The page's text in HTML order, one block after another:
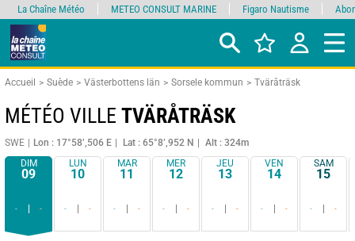
Accueil Suède Västerbottens län Sorsele kommun Tväråträsk
MÉTÉO VILLE TVÄRÅTRÄSK
SWE Lon : 17°58’,506 E Lat : 65°8’,952 N
Alt : 324m
DIM
09
- -
LUN
10
- -
MAR
11
- -
MER
12
- -
JEU
13
- -
VEN
14
- -
SAM
15
- -
La Chaîne Météo METEO CONSULT MARINE Figaro Nautisme